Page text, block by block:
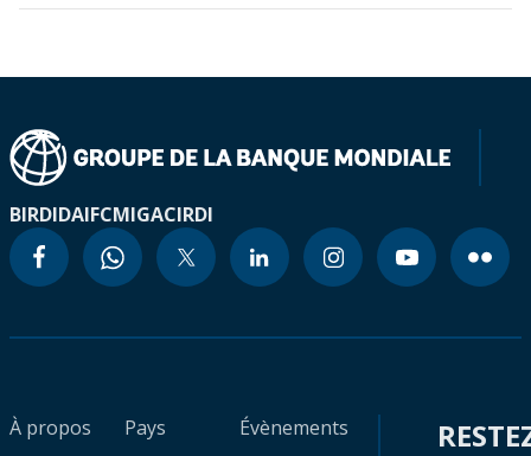
BIRDIDAIFCMIGACIRDI
À propos
Pays
Évènements